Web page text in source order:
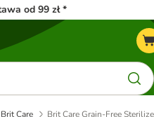
od 99 zł *
Brit Care Brit Care Grain-Free